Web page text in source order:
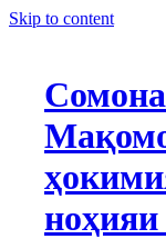
Skip to content